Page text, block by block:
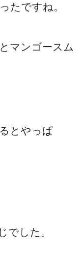
たですね。
マンゴースム
とやっぱ
でした。